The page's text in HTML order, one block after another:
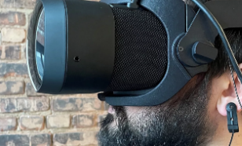
e
n
u
p
r
i
n
c